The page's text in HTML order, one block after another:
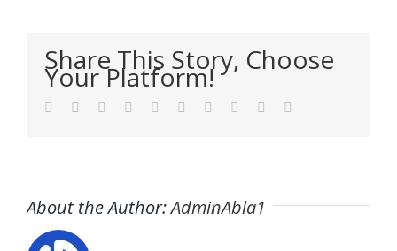
Share This Story, Choose
Your Platform!
Facebook
TwitterLinkedIn
Reddit WhatsApp
TumblrPinterest Xing
About the Author:AdminAbla1